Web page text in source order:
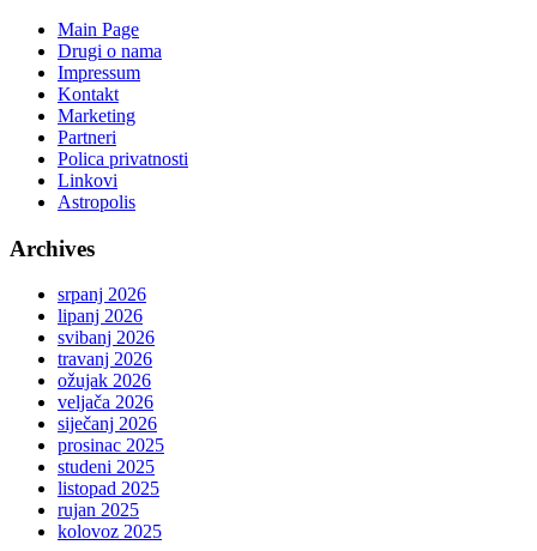
Main Page
Drugi o nama
Impressum
Kontakt
Marketing
Partneri
Polica privatnosti
Linkovi
Astropolis
Archives
srpanj 2026
lipanj 2026
svibanj 2026
travanj 2026
ožujak 2026
veljača 2026
siječanj 2026
prosinac 2025
studeni 2025
listopad 2025
rujan 2025
kolovoz 2025